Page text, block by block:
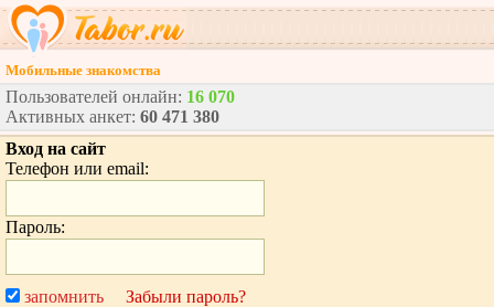
Мобильные знакомства
Пользователей онлайн: 16 070
Активных анкет: 60 471 380
Вход на сайт
Телефон или email:
Пароль:
запомнить Забыли пароль?